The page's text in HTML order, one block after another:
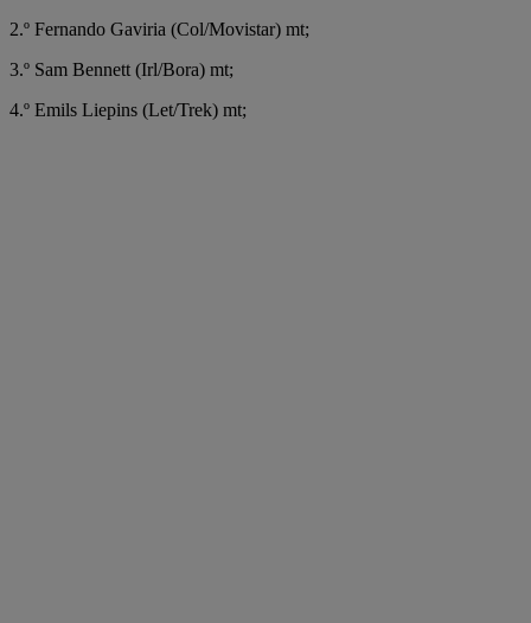
2.º Fernando Gaviria (Col/Movistar) mt;
3.º Sam Bennett (Irl/Bora) mt;
4.º Emils Liepins (Let/Trek) mt;